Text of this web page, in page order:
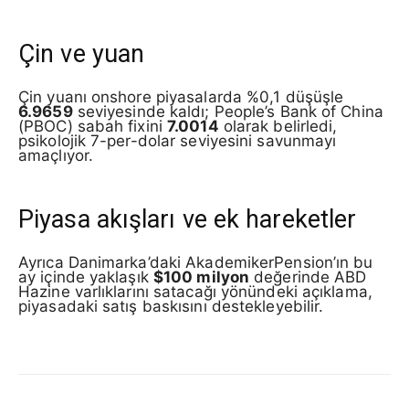
Çin ve yuan
Çin yuanı onshore piyasalarda %0,1 düşüşle
6.9659seviyesinde kaldı; People’s Bank of China
(PBOC) sabah fixini7.0014 olarak belirledi,
psikolojik 7-per-dolar seviyesini savunmayı
amaçlıyor.
Piyasa akışları ve ek hareketler
Ayrıca Danimarka’daki AkademikerPension’ın bu
ay içinde yaklaşık $100 milyon değerinde ABD
Hazine varlıklarını satacağı yönündeki açıklama,
piyasadaki satış baskısını destekleyebilir.